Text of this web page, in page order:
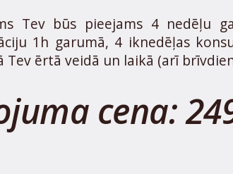
Tev būs pieejams 4 nedēļu
1h garumā, 4 iknedēļas
ērtā veidā un laikā (arī
cena: